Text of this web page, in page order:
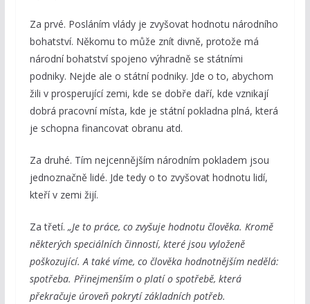
Za prvé. Posláním vlády je zvyšovat hodnotu národního
bohatství. Někomu to může znít divně, protože má
národní bohatství spojeno výhradně se státními
podniky. Nejde ale o státní podniky. Jde o to, abychom
žili v prosperující zemi, kde se dobře daří, kde vznikají
dobrá pracovní místa, kde je státní pokladna plná, která
je schopna financovat obranu atd.
Za druhé. Tím nejcennějším národním pokladem jsou
jednoznačně lidé. Jde tedy o to zvyšovat hodnotu lidí,
kteří v zemi žijí.
Za třetí. „Je to práce, co zvyšuje hodnotu člověka. Kromě
některých speciálních činností, které jsou vyloženě
poškozující. A také víme, co člověka hodnotnějším nedělá:
spotřeba. Přinejmenším o platí o spotřebě, která
překračuje úroveň pokrytí základních potřeb.